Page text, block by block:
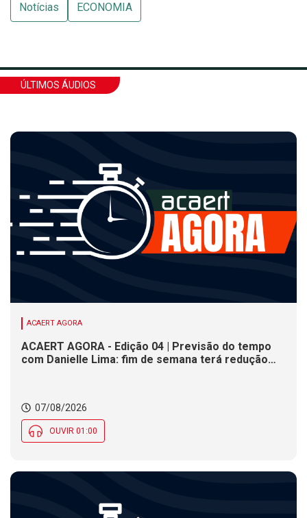
Notícias ECONOMIA
ÚLTIMOS ÁUDIOS
ACAERT AGORA
ACAERT AGORA - Edição 04 | Previsão do tempo
com Danielle Lima: fim de semana terá redução
07/08/2026
OUVIR 01:00